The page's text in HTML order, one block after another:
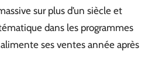
sur plus d’un siècle et
dans les programmes
ses ventes année après